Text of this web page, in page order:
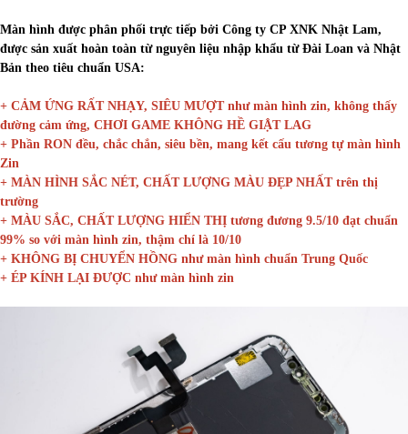
Màn hình được phân phối trực tiếp bởi Công ty CP XNK Nhật Lam,
được sản xuất hoàn toàn từ nguyên liệu nhập khẩu từ Đài Loan và Nhật
Bản theo tiêu chuẩn USA:
+ CẢM ỨNG RẤT NHẠY, SIÊU MƯỢT như màn hình zin, không thấy
đường cảm ứng, CHƠI GAME KHÔNG HỀ GIẬT LAG
+ Phần RON đều, chắc chắn, siêu bền, mang kết cấu tương tự màn hình
Zin
+ MÀN HÌNH SẮC NÉT, CHẤT LƯỢNG MÀU ĐẸP NHẤT trên thị
trường
+ MÀU SẮC, CHẤT LƯỢNG HIỂN THỊ tương đương 9.5/10 đạt chuẩn
99% so với màn hình zin, thậm chí là 10/10
+ KHÔNG BỊ CHUYỂN HỒNG như màn hình chuẩn Trung Quốc
+ ÉP KÍNH LẠI ĐƯỢC như màn hình zin